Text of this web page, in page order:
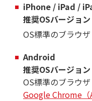
iPhone / iPad /
推奨OSバージョ
OS標準のブラウ
Android
推奨OSバージョ
OS標準のブラウ
Google Chrome（